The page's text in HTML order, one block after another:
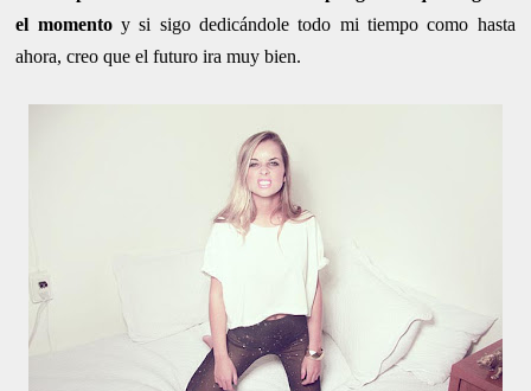
el momentoy si sigo dedicándole todo mi tiempo como hasta
ahora, creo que el futuro ira muy bien.